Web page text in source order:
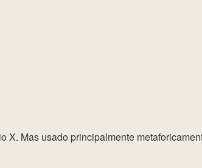
X. Mas usado principalmente